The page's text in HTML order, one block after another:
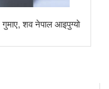
शव नेपाल आइपुग्यो